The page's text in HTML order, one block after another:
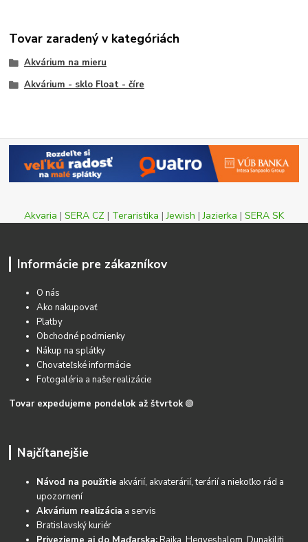
Tovar zaradený v kategóriách
Akvárium na mieru
Akvárium - sklo Float - číre
Akvaria | SERA CZ | Teraristika |Jewish |Jazierka | SERA SK
Informácie pre zákazníkov
O nás
Ako nakupovať
Platby
Obchodné podmienky
Nákup na splátky
Chovateľské informácie
Fotogaléria a naše realizácie
Tovar expedujeme pondelok až štvrtok 🟢
Najčítanejšie
Návod na použitie akvárií, akvaterárií, terárií a niekoľko rád a
upozornení
Akvárium realizácia a servis
Bratislavský kuriér